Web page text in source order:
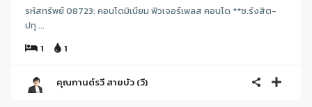
รหัสทรัพย์ 08723: คอนโดมิเนียม ฟิวเจอร์เพลส คอนโด **ซ.รังสิต-
ปทุ ...
1
1
คุณกานต์รวี สายบัว (วี)